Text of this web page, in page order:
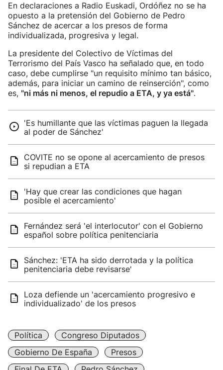
En declaraciones a Radio Euskadi, Ordóñez no se ha
opuesto a la pretensión del Gobierno de Pedro
Sánchez de acercar a los presos de forma
individualizada, progresiva y legal.
La presidente del Colectivo de Víctimas del
Terrorismo del País Vasco ha señalado que, en todo
caso, debe cumplirse "un requisito mínimo tan básico,
además, para iniciar un camino de reinserción", como
es, "ni más ni menos, el repudio a ETA, y ya está".
'Es humillante que las víctimas paguen la llegada
al poder de Sánchez'
COVITE no se opone al acercamiento de presos
si repudian a ETA
'Hay que crear las condiciones que hagan
posible el acercamiento'
Fernández será 'el interlocutor' con el Gobierno
español sobre política penitenciaria
Sánchez: 'ETA ha sido derrotada y la política
penitenciaria debe revisarse'
Loza defiende un 'acercamiento progresivo e
individualizado' de los presos
Política
Congreso Diputados
Gobierno De España
Presos